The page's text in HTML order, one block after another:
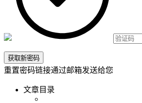
重置密码链接通过邮箱发送给您
文章目录